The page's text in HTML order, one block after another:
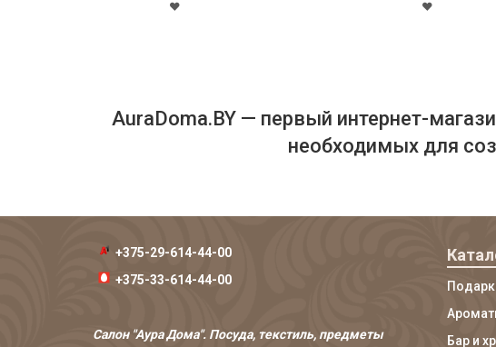
AuraDoma.BY — первый интернет-
необходимых для
+375-29-614-44-00
+375-33-614-44-00
Салон "Аура Дома". Посуда, текстиль, предметы
Бар и